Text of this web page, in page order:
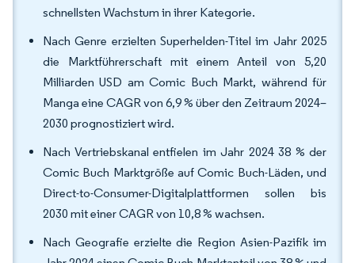
schnellsten Wachstum in ihrer Kategorie.
Nach Genre erzielten Superhelden-Titel im Jahr 2025
die Marktführerschaft mit einem Anteil von 5,20
Milliarden USD am Comic Buch Markt, während für
Manga eine CAGR von 6,9 % über den Zeitraum 2024–
2030 prognostiziert wird.
Nach Vertriebskanal entfielen im Jahr 2024 38 % der
Comic Buch Marktgröße auf Comic Buch-Läden, und
Direct-to-Consumer-Digitalplattformen sollen bis
2030 mit einer CAGR von 10,8 % wachsen.
Nach Geografie erzielte die Region Asien-Pazifik im